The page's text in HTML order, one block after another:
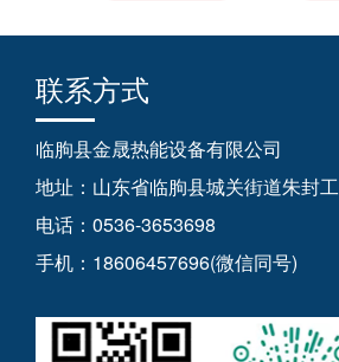
联系方式
临朐县金晟热能设备有限公司
地址：山东省临朐县城关街道朱封
电话：0536-3653698
手机：18606457696(微信同号)